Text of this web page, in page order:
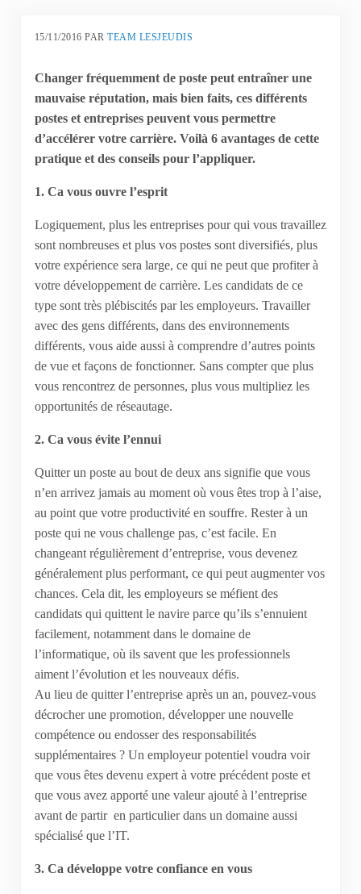
15/11/2016 PARTEAM LESJEUDIS
Changer fréquemment de poste peut entraîner une
mauvaise réputation, mais bien faits, ces différents
postes et entreprises peuvent vous permettre
d’accélérer votre carrière. Voilà 6 avantages de cette
pratique et des conseils pour l’appliquer.
1. Ca vous ouvre l’esprit
Logiquement, plus les entreprises pour qui vous travaillez
sont nombreuses et plus vos postes sont diversifiés, plus
votre expérience sera large, ce qui ne peut que profiter à
votre développement de carrière. Les candidats de ce
type sont très plébiscités par les employeurs. Travailler
avec des gens différents, dans des environnements
différents, vous aide aussi à comprendre d’autres points
de vue et façons de fonctionner. Sans compter que plus
vous rencontrez de personnes, plus vous multipliez les
opportunités de réseautage.
2. Ca vous évite l’ennui
Quitter un poste au bout de deux ans signifie que vous
n’en arrivez jamais au moment où vous êtes trop à l’aise,
au point que votre productivité en souffre. Rester à un
poste qui ne vous challenge pas, c’est facile. En
changeant régulièrement d’entreprise, vous devenez
généralement plus performant, ce qui peut augmenter vos
chances. Cela dit, les employeurs se méfient des
candidats qui quittent le navire parce qu’ils s’ennuient
facilement, notamment dans le domaine de
l’informatique, où ils savent que les professionnels
aiment l’évolution et les nouveaux défis.
Au lieu de quitter l’entreprise après un an, pouvez-vous
décrocher une promotion, développer une nouvelle
compétence ou endosser des responsabilités
supplémentaires ? Un employeur potentiel voudra voir
que vous êtes devenu expert à votre précédent poste et
que vous avez apporté une valeur ajouté à l’entreprise
avant de partir  en particulier dans un domaine aussi
spécialisé que l’IT.
3. Ca développe votre confiance en vous